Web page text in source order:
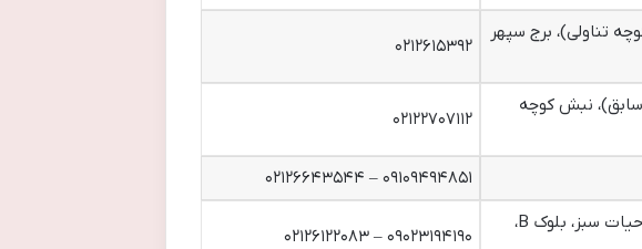
تناولی)، برج سپهر
۰۲۱۲۶۱۵۳۹۲
سابق)، نبش کوچه
۰۲۱۲۲۷۰۷۱۱۲
۰۹۱۰۹۴۹۴۸۵۱ – ۰۲۱۲۶۶۴۳۵۴۴
نیاوران، پایین‌تر از پارک نیاوران، تنگستان چهارم، مرکز خرید حیات سبز، بلوک B،
۰۹۰۲۳۱۹۴۱۹۰ – ۰۲۱۲۶۱۲۲۰۸۳